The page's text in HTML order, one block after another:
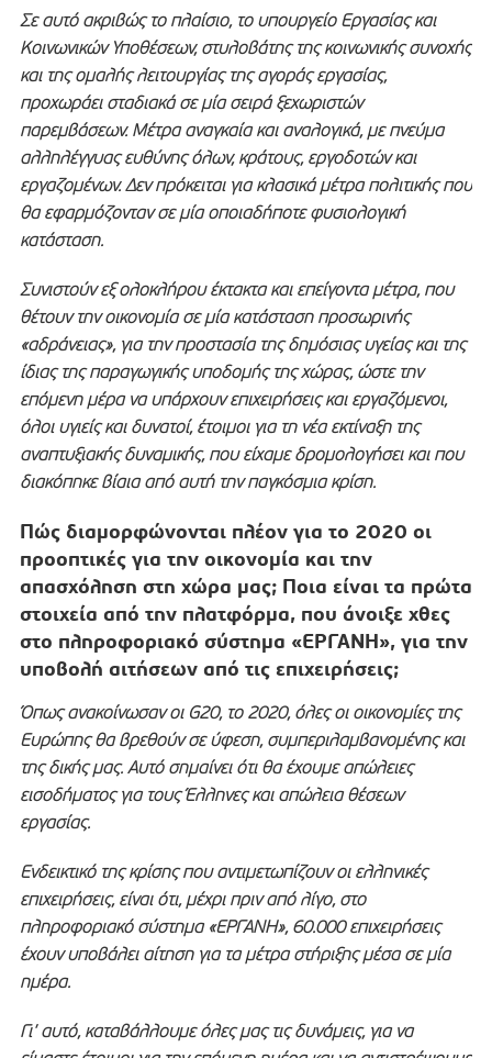
Σε αυτό ακριβώς το πλαίσιο, το υπουργείο Εργασίας και
Κοινωνικών Υποθέσεων, στυλοβάτης της κοινωνικής συνοχής
και της ομαλής λειτουργίας της αγοράς εργασίας,
προχωράει σταδιακά σε μία σειρά ξεχωριστών
παρεμβάσεων. Μέτρα αναγκαία και αναλογικά, με πνεύμα
αλληλέγγυας ευθύνης όλων, κράτους, εργοδοτών και
εργαζομένων. Δεν πρόκειται για κλασικά μέτρα πολιτικής που
θα εφαρμόζονταν σε μία οποιαδήποτε φυσιολογική
κατάσταση.
Συνιστούν εξ ολοκλήρου έκτακτα και επείγοντα μέτρα, που
θέτουν την οικονομία σε μία κατάσταση προσωρινής
«αδράνειας», για την προστασία της δημόσιας υγείας και της
ίδιας της παραγωγικής υποδομής της χώρας, ώστε την
επόμενη μέρα να υπάρχουν επιχειρήσεις και εργαζόμενοι,
όλοι υγιείς και δυνατοί, έτοιμοι για τη νέα εκτίναξη της
αναπτυξιακής δυναμικής, που είχαμε δρομολογήσει και που
διακόπηκε βίαια από αυτή την παγκόσμια κρίση.
Πώς διαμορφώνονται πλέον για το 2020 οι
προοπτικές για την οικονομία και την
απασχόληση στη χώρα μας; Ποια είναι τα πρώτα
στοιχεία από την πλατφόρμα, που άνοιξε χθες
στο πληροφοριακό σύστημα «ΕΡΓΑΝΗ», για την
υποβολή αιτήσεων από τις επιχειρήσεις;
Όπως ανακοίνωσαν οι G20, το 2020, όλες οι οικονομίες της
Ευρώπης θα βρεθούν σε ύφεση, συμπεριλαμβανομένης και
της δικής μας. Αυτό σημαίνει ότι θα έχουμε απώλειες
εισοδήματος για τους Έλληνες και απώλεια θέσεων
εργασίας.
Ενδεικτικό της κρίσης που αντιμετωπίζουν οι ελληνικές
επιχειρήσεις, είναι ότι, μέχρι πριν από λίγο, στο
πληροφοριακό σύστημα «ΕΡΓΑΝΗ», 60.000 επιχειρήσεις
έχουν υποβάλει αίτηση για τα μέτρα στήριξης μέσα σε μία
ημέρα.
Γι’ αυτό, καταβάλλουμε όλες μας τις δυνάμεις, για να